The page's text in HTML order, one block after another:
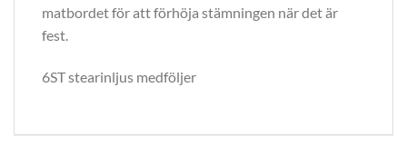
matbordet för att förhöja stämningen när det är
fest.
6ST stearinljus medföljer